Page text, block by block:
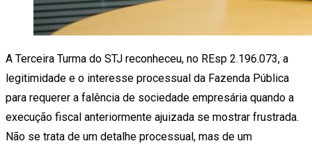
A Terceira Turma do STJ reconheceu, no REsp 2.196.073, a
legitimidade e o interesse processual da Fazenda Pública
para requerer a falência de sociedade empresária quando a
execução fiscal anteriormente ajuizada se mostrar frustrada.
Não se trata de um detalhe processual, mas de um